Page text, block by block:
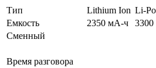
Тип
Lithium Ion Li-Po
Емкость
2350 мА-ч
Сменный
Время разговора